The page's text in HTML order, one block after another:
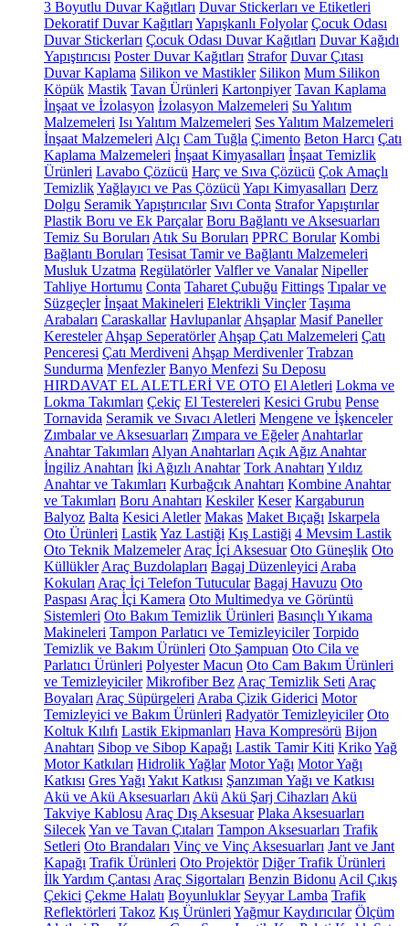
3 Boyutlu Duvar Kağıtları Duvar Stickerları ve Etiketleri
Dekoratif Duvar Kağıtları Yapışkanlı Folyolar Çocuk Odası
Duvar Stickerları Çocuk Odası Duvar Kağıtları Duvar Kağıdı
Yapıştırıcısı Poster Duvar Kağıtları Strafor Duvar Çıtası
Duvar Kaplama Silikon ve Mastikler Silikon Mum Silikon
Köpük Mastik Tavan Ürünleri Kartonpiyer Tavan Kaplama
İnşaat ve İzolasyon İzolasyon Malzemeleri Su Yalıtım
Malzemeleri Isı Yalıtım Malzemeleri Ses Yalıtım Malzemeleri
İnşaat Malzemeleri Alçı Cam Tuğla Çimento Beton Harcı Çatı
Kaplama Malzemeleri İnşaat Kimyasalları İnşaat Temizlik
Ürünleri Lavabo Çözücü Harç ve Sıva Çözücü Çok Amaçlı
TemizlikYağlayıcı ve Pas Çözücü Yapı Kimyasalları Derz
Dolgu Seramik Yapıştırıcılar Sıvı Conta Strafor Yapıştırılar
Plastik Boru ve Ek Parçalar Boru Bağlantı ve Aksesuarları
Temiz Su Boruları Atık Su Boruları PPRC Borular Kombi
Bağlantı Boruları Tesisat Tamir ve Bağlantı Malzemeleri
Musluk Uzatma Regülatörler Valfler ve Vanalar Nipeller
Tahliye Hortumu Conta Taharet Çubuğu Fittings Tıpalar ve
Süzgeçler İnşaat Makineleri Elektrikli Vinçler Taşıma
Arabaları Caraskallar Havlupanlar Ahşaplar Masif Paneller
Keresteler Ahşap Seperatörler Ahşap Çatı Malzemeleri Çatı
Penceresi Çatı Merdiveni Ahşap Merdivenler Trabzan
Sundurma Menfezler Banyo Menfezi Su Deposu
HIRDAVAT EL ALETLERİ VE OTO El Aletleri Lokma ve
Lokma Takımları Çekiç El Testereleri Kesici Grubu Pense
Tornavida Seramik ve Sıvacı Aletleri Mengene ve İşkenceler
Zımbalar ve Aksesuarları Zımpara ve Eğeler Anahtarlar
Anahtar Takımları Alyan Anahtarları Açık Ağız Anahtar
İngiliz Anahtarı İki Ağızlı Anahtar Tork Anahtarı Yıldız
Anahtar ve Takımları Kurbağcık Anahtarı Kombine Anahtar
ve Takımları Boru Anahtarı Keskiler Keser Kargaburun
Balyoz Balta Kesici Aletler Makas Maket Bıçağı Iskarpela
Oto Ürünleri LastikYaz Lastiği Kış Lastiği 4 Mevsim Lastik
Oto Teknik Malzemeler Araç İçi Aksesuar Oto Güneşlik Oto
Küllükler Araç Buzdolapları Bagaj Düzenleyici Araba
Kokuları Araç İçi Telefon Tutucular Bagaj Havuzu Oto
Paspası Araç İçi Kamera Oto Multimedya ve Görüntü
Sistemleri Oto Bakım Temizlik Ürünleri Basınçlı Yıkama
Makineleri Tampon Parlatıcı ve Temizleyiciler Torpido
Temizlik ve Bakım Ürünleri Oto Şampuan Oto Cila ve
Parlatıcı Ürünleri Polyester Macun Oto Cam Bakım Ürünleri
ve Temizleyiciler Mikrofiber Bez Araç Temizlik Seti Araç
Boyaları Araç Süpürgeleri Araba Çizik Giderici Motor
Temizleyici ve Bakım Ürünleri Radyatör Temizleyiciler Oto
Koltuk Kılıfı Lastik Ekipmanları Hava Kompresörü Bijon
Anahtarı Sibop ve Sibop Kapağı Lastik Tamir Kiti KrikoYağ
Motor Katkıları Hidrolik Yağlar Motor Yağı Motor Yağı
Katkısı Gres Yağı Yakıt Katkısı Şanzıman Yağı ve Katkısı
Akü ve Akü Aksesuarları Akü Akü Şarj Cihazları Akü
Takviye Kablosu Araç Dış Aksesuar Plaka Aksesuarları
SilecekYan ve Tavan Çıtaları Tampon Aksesuarları Trafik
Setleri Oto Brandaları Vinç ve Vinç Aksesuarları Jant ve Jant
Kapağı Trafik Ürünleri Oto Projektör Diğer Trafik Ürünleri
İlk Yardım Çantası Araç Sigortaları Benzin Bidonu Acil Çıkış
Çekici Çekme Halatı Boyunluklar Seyyar Lamba Trafik
Reflektörleri Takoz Kış Ürünleri Yağmur Kaydırıcılar Ölçüm